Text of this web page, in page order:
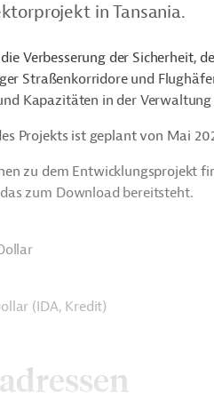
in Tansania.
Verbesserung der Sicherheit,
Straßenkorridore und
Kapazitäten in der
Projekts ist geplant von Mai
zu dem Entwicklungsprojekt
zum Download bereitsteht.
(IDA, Kredit)